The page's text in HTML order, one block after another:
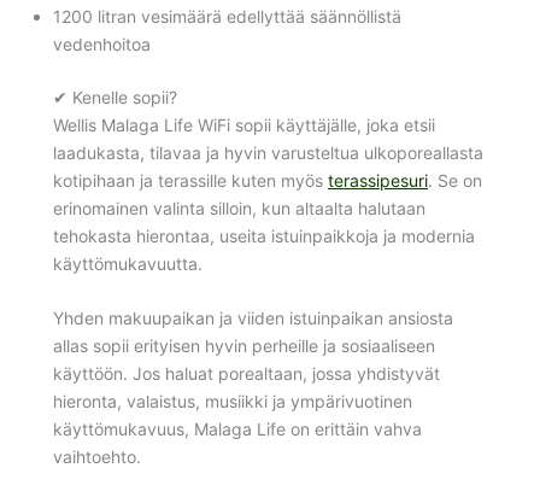
1200 litran vesimäärä edellyttää säännöllistä
vedenhoitoa
✔ Kenelle sopii?
Wellis Malaga Life WiFi sopii käyttäjälle, joka etsii
laadukasta, tilavaa ja hyvin varusteltua ulkoporeallasta
kotipihaan ja terassille kuten myös terassipesuri. Se on
erinomainen valinta silloin, kun altaalta halutaan
tehokasta hierontaa, useita istuinpaikkoja ja modernia
käyttömukavuutta.
Yhden makuupaikan ja viiden istuinpaikan ansiosta
allas sopii erityisen hyvin perheille ja sosiaaliseen
käyttöön. Jos haluat porealtaan, jossa yhdistyvät
hieronta, valaistus, musiikki ja ympärivuotinen
käyttömukavuus, Malaga Life on erittäin vahva
vaihtoehto.